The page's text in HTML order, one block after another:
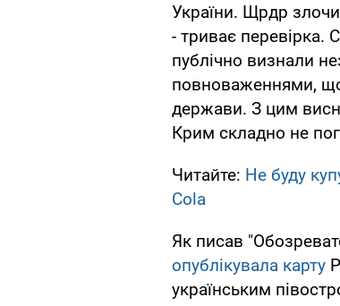
України. Щрдр
- триває перевірка.
публічно визнали
повноваженнями, що
держави. З цим
Крим складно не
Читайте: Не буду
Cola
Як писав
опублікувала карту
українським